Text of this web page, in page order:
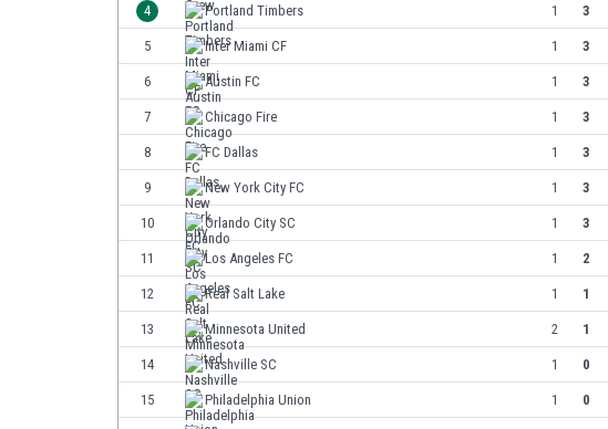
4 Portland Timbers 1 3
5 Inter Miami CF 1 3
6 Austin FC 1 3
7 Chicago Fire 1 3
8 FC Dallas 1 3
9 New York City FC 1 3
10 Orlando City SC 1 3
11 Los Angeles FC 1 2
12 Real Salt Lake 1 1
13 Minnesota United 2 1
14 Nashville SC 1 0
15 Philadelphia Union 1 0